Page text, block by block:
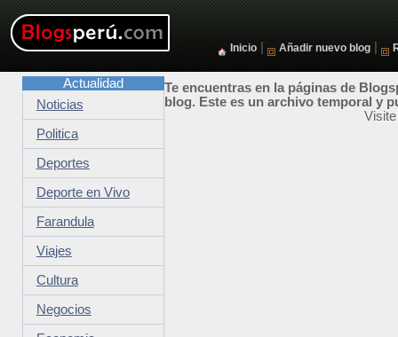
Inicio Añadir nuevo blog
Te encuentras en la páginas de
blog. Este es un archivo temporal y
Actualidad
Noticias
Politica
Deportes
Deporte en Vivo
Farandula
Viajes
Cultura
Negocios